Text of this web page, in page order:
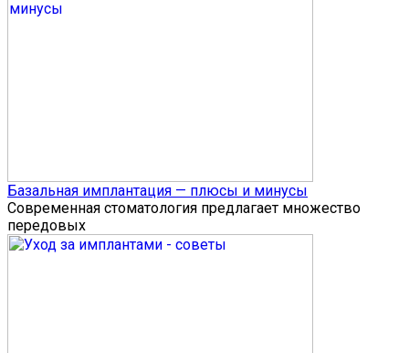
Базальная имплантация — плюсы и минусы
Современная стоматология предлагает множество
передовых